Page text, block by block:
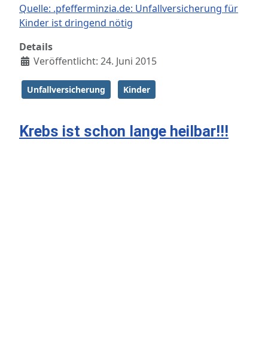
Quelle: .pfefferminzia.de: Unfallversicherung für
Kinder ist dringend nötig
Details
Veröffentlicht: 24. Juni 2015
Unfallversicherung Kinder
Krebs ist schon lange heilbar!!!